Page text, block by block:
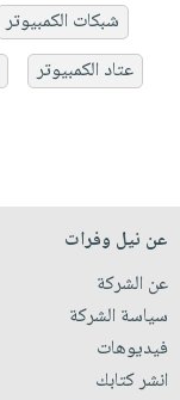
شبكات الكمبيوتر
عتاد الكمبيوتر
عن نيل وفرات
عن الشركة
سياسة الشركة
فيديوهات
انشر كتابك